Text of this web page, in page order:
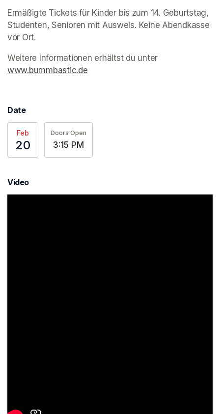
Ermäßigte Tickets für Kinder bis zum 14. Geburtstag,
Studenten, Senioren mit Ausweis. Keine Abendkasse
vor Ort.
www.bummbastic.de
Date
Feb
20
Doors Open
3:15 PM
Video